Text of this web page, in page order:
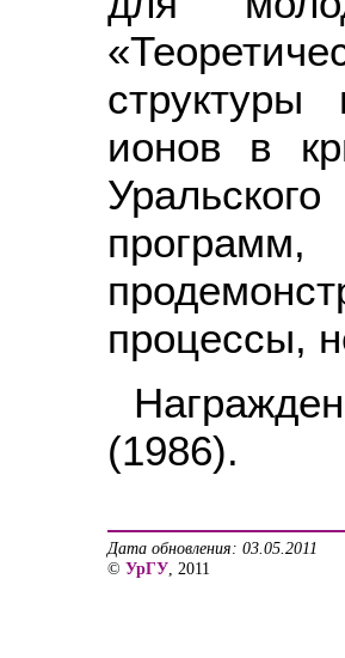
ионов в
процессы,
(1986).
Дата обновления: 03.05.2011
© УрГУ , 2011